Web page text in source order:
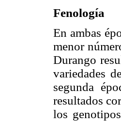
Fenología
En ambas
menor
Durango
variedades
segunda
resultados
los